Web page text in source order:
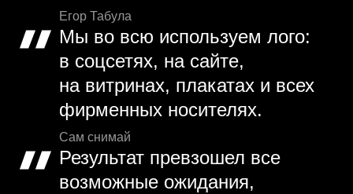
Егор Табула
Мы во всю используем лого:
в соцсетях, на сайте,
на витринах, плакатах и всех
фирменных носителях.
Сам снимай
Результат превзошел все
возможные ожидания,